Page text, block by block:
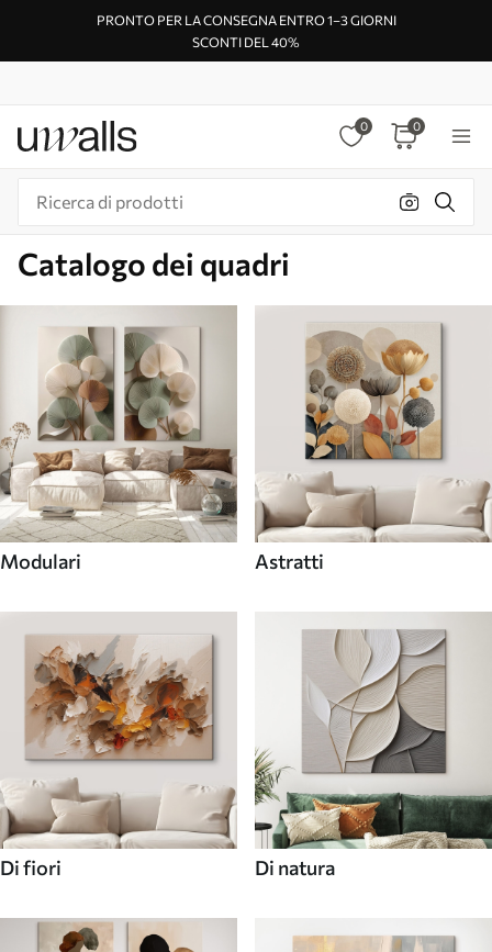
PRONTO PER LA CONSEGNA ENTRO 1–3 GIORNI
SCONTI DEL 40%
0 0
Catalogo dei quadri
Modulari Astratti
Di fiori Di natura